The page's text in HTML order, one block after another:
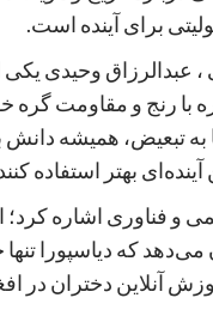
برای آینده است.
عبدالرزاق وحیدی
با رنج و مقاومت گره
تبعیض، همیشه دانش
بهتر استفاده
فناوری اشاره کرد؛
می‌دهد که دیاسپورا
آنلاین دختران در